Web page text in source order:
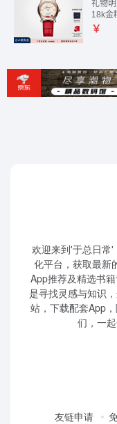
欢迎来到'于总日常
化平台，获取最新
App推荐及精选书
是寻找灵感与知识
站，下载配套App
们，一
友链申请